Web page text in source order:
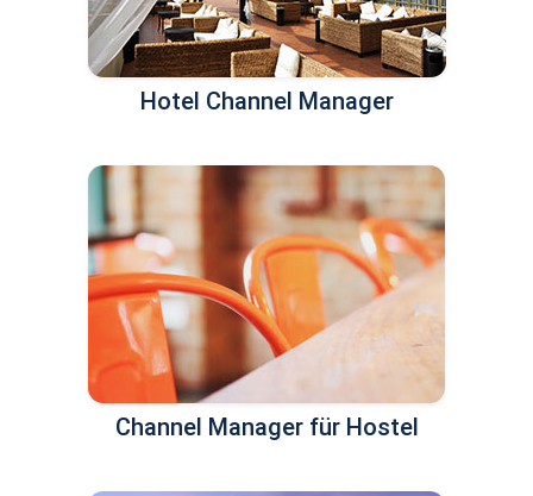
Hotel Channel Manager
Channel Manager für Hostel